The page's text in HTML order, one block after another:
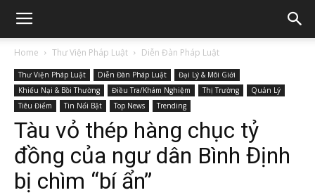
Home Thư Viện Pháp Luật Diễn Đàn Pháp Luật
Thư Viện Pháp Luật Diễn Đàn Pháp Luật
Đại Lý & Môi Giới
Khiếu Nại & Bồi Thường
Điều Tra/Khám Nghiệm Thị Trường
Quản Lý
Tiêu Điểm
Tin Nổi Bật Top News Trending
Tàu vỏ thép hàng chục tỷ
đồng của ngư dân Bình Định
bị chìm “bí ẩn”